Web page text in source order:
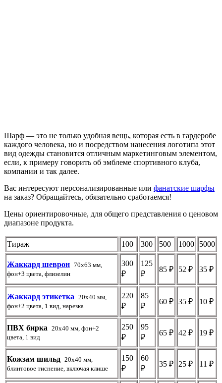
Шарф — это не только удобная вещь, которая есть в гардеробе
каждого человека, но и посредством нанесения логотипа этот
вид одежды становится отличным маркетинговым элементом,
если, к примеру говорить об эмблеме спортивного клуба,
компании и так далее.
Вас интересуют персонализированные или фанатские шарфы
на заказ? Обращайтесь, обязательно сработаемся!
Цены ориентировочные, для общего представления о ценовом
диапазоне продукта.
Тираж 100 300 500 1000 5000
Жаккард шеврон 70х63 мм,
фон+3 цвета, флизелин
300
₽
125
₽
85 ₽ 52 ₽ 35 ₽
Жаккард этикетка 20х40 мм,
фон+2 цвета, 1 вид, нарезка
220
₽
85
₽
60 ₽ 35 ₽ 10 ₽
ПВХ бирка 20х40 мм, фон+2
цвета, 1 вид
250
₽
95
₽
65 ₽ 42 ₽ 19 ₽
Кожзам шильд 20х40 мм,
блинтовое тиснение, включая клише
150
₽
60
₽
35 ₽ 25 ₽ 11 ₽